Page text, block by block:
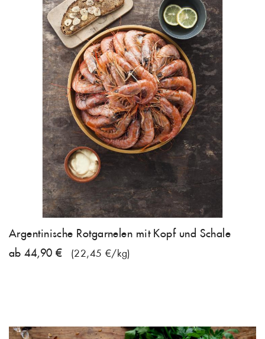
Argentinische Rotgarnelen mit Kopf und Schale
ab 44,90 €
(22,45 €/kg)